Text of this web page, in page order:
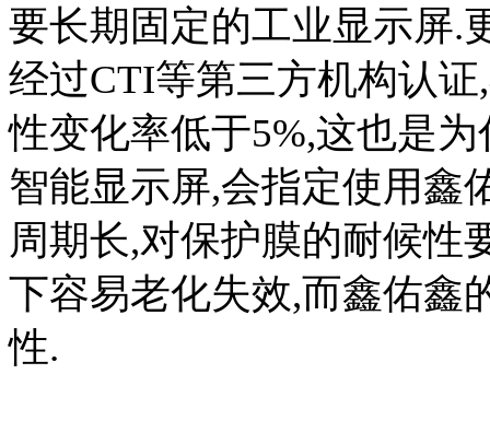
要长期固定的工业显示屏.
经过CTI等第三方机构认
性变化率低于5%,这也是
智能显示屏,会指定使用
周期长,对保护膜的耐候性
下容易老化失效,而鑫佑鑫
性.